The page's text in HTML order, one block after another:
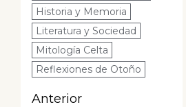
Historia y Memoria
Literatura y Sociedad
Mitología Celta
Reflexiones de Otoño
Navegación
Anterior